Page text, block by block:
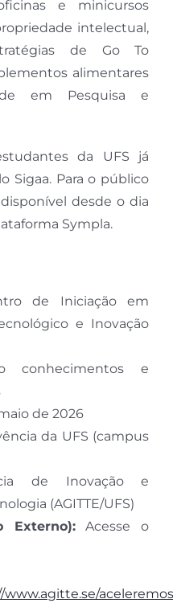
e minicursos
intelectual,
de Go To
alimentares
em Pesquisa e
da UFS já
Sigaa. Para o público
desde o dia
Sympla.
de Iniciação em
e Inovação
conhecimentos e
de 2026
da UFS (campus
de Inovação e
(AGITTE/UFS)
Externo):Acesse o
www.agitte.se/